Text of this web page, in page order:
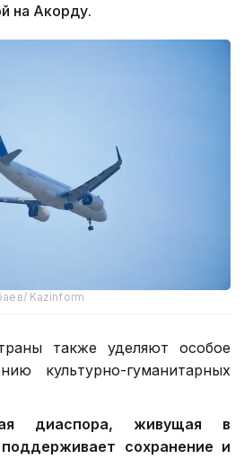
на Акорду.
Kazinform
также уделяют особое
культурно-гуманитарных
диаспора, живущая в
сохранение и